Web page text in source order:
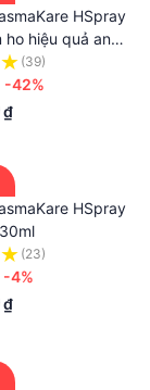
HSpray
ho hiệu quả an
từ 6 tháng tuổi
(39)
-42%
₫
HSpray
(23)
-4%
₫